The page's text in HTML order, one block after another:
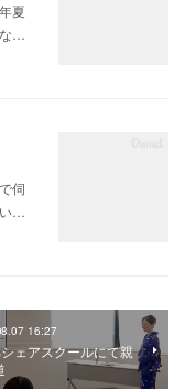
夏
な…
伺
い…
16:27
ェアスクールにて親